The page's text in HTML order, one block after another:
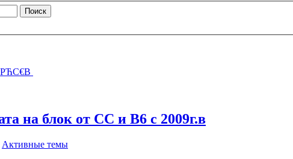
на блок от CC и B6 c 2009г.в
Активные темы